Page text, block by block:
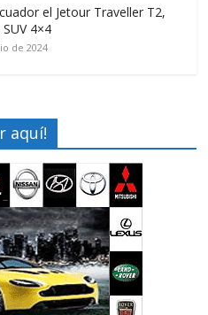
el Jetour Traveller T2,
4×4
de 2024
aquí!